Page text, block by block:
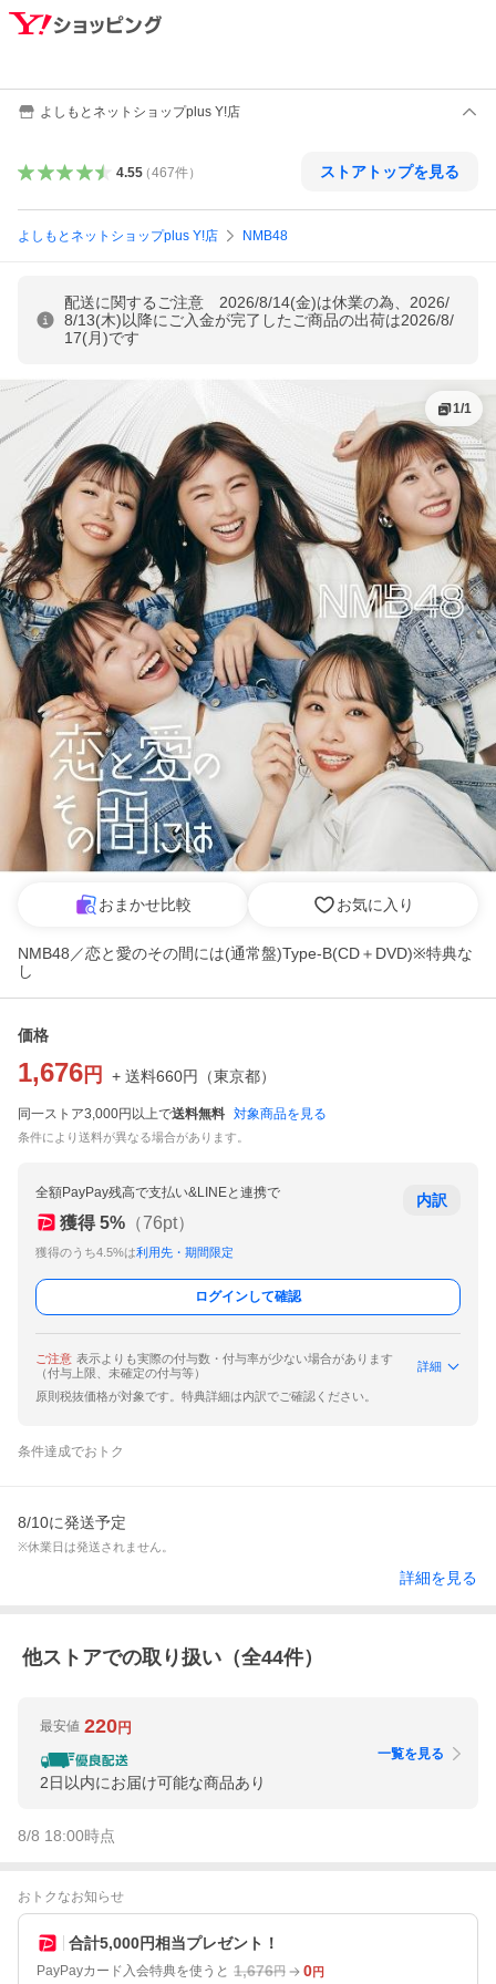
よしもとネットショップplus Y!店
4.55（467件） ストアトップを見る
よしもとネットショップplus Y!店 NMB48
配送に関するご注意 2026/8/14(金)は休業の為、2026/
8/13(木)以降にご入金が完了したご商品の出荷は2026/8/
17(月)です
1/1
おまかせ比較 お気に入り
NMB48／恋と愛のその間には(通常盤)Type-B(CD＋DVD)※特典な
し
価格
1,676 円 + 送料660円 （東京都）
同一ストア3,000円以上で送料無料 対象商品を見る
条件により送料が異なる場合があります。
全額PayPay残高で支払い&LINEと連携で
獲得 5% （76pt）
獲得のうち4.5%は利用先・期間限定
内訳
ログインして確認
ご注意 表示よりも実際の付与数・付与率が少ない場合があります
（付与上限、未確定の付与等）
詳細
原則税抜価格が対象です。特典詳細は内訳でご確認ください。
条件達成でおトク
8/10に発送予定
※休業日は発送されません。
詳細を見る
他ストアでの取り扱い（全44件）
最安値 220円
2日以内にお届け可能な商品あり
一覧を見る
8/8 18:00時点
おトクなお知らせ
合計5,000円相当プレゼント！
PayPayカード入会特典を使うと 1,676円 0円